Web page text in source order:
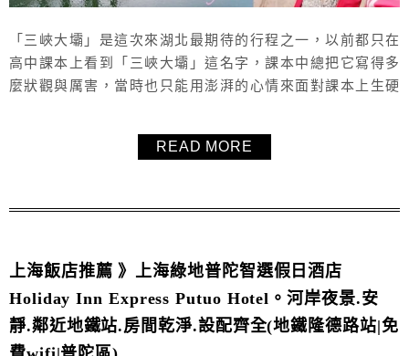
「三峽大壩」是這次來湖北最期待的行程之一，以前都只在
高中課本上看到「三峽大壩」這名字，課本中總把它寫得多
麼狀觀與厲害，當時也只能用澎湃的心情來面對課本上生硬
壩」看看，從課本走到眼前，「三峽大壩」我來了！文末附
READ MORE
上海飯店推薦 》上海綠地普陀智選假日酒店
Holiday Inn Express Putuo Hotel。河岸夜景.安
靜.鄰近地鐵站.房間乾淨.設配齊全(地鐵隆德路站|免